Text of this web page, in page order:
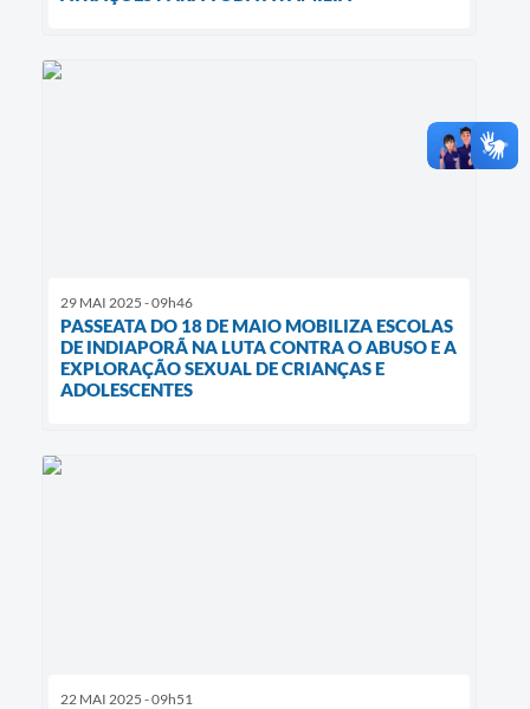
29 MAI 2025 - 09h46
PASSEATA DO 18 DE MAIO MOBILIZA ESCOLAS
DE INDIAPORÃ NA LUTA CONTRA O ABUSO E A
EXPLORAÇÃO SEXUAL DE CRIANÇAS E
ADOLESCENTES
22 MAI 2025 - 09h51